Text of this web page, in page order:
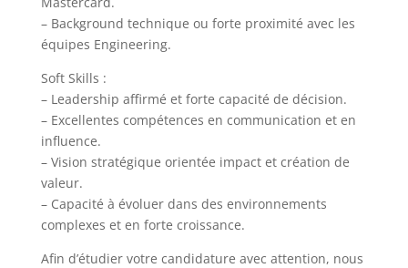
– Background technique ou forte proximité avec les
équipes Engineering.
Soft Skills :
– Leadership affirmé et forte capacité de décision.
– Excellentes compétences en communication et en
influence.
– Vision stratégique orientée impact et création de
valeur.
– Capacité à évoluer dans des environnements
complexes et en forte croissance.
Afin d’étudier votre candidature avec attention, nous